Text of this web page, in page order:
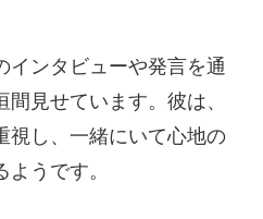
インタビューや発言を通
見せています。彼は、
視し、一緒にいて心地の
うです。